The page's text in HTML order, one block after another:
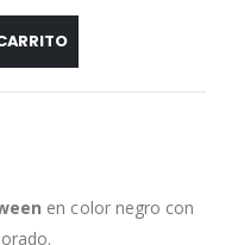
en color negro con